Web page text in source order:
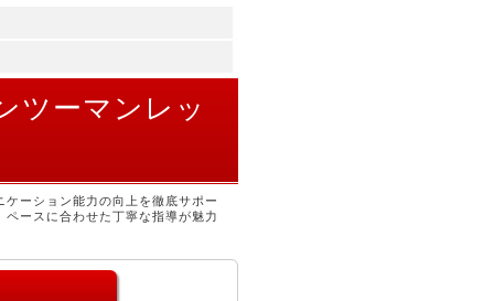
ツーマンレッ
ーション能力の向上を徹底サポー
ースに合わせた丁寧な指導が魅力